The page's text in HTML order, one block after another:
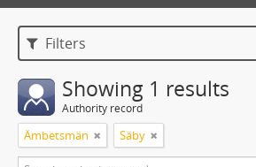
Filters
Showing 1 results
Authority record
Ämbetsmän Säby